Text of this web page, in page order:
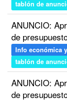
tablón de
ANUNCIO:
de
Info económica
tablón de
ANUNCIO:
de